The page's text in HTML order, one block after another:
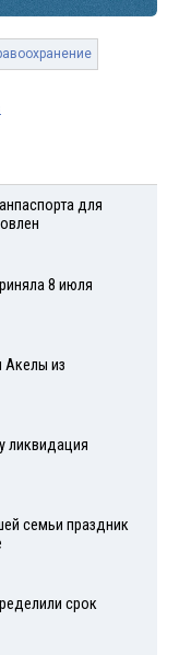
для
8 июля
Акелы из
ликвидация
семьи праздник
срок